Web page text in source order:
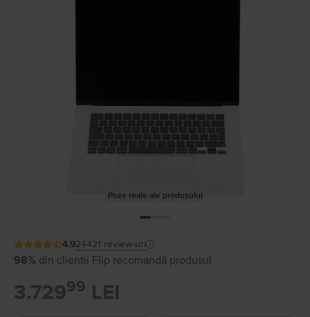
Poze reale ale produsului
4.924421 review-uri
98% din clienții Flip recomandă produsul
3.72999 LEI